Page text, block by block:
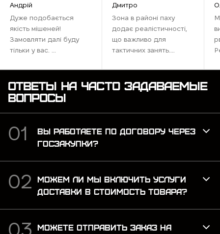
Андрій
Дуже подобається
якість мішеней!
Замовляти далі буду
тільки у вас. ...
Дмитро
Зона в районі паху
додає реалістичності,
що важливо для
тактичних занять.
наших тренувань,
максимально
наближена до бойових
тих, хто хоче відточити
ОТВЕТЫ НА ЧАСТО ЗАДАВАЕМЫЕ
ВОПРОСЫ
ВЫ РАБОТАЕТЕ ПО ДОГОВОРУ ЧЕРЕЗ
ГОСЗАКУПКИ?
МОЖЕМ ЛИ МЫ ВКЛЮЧИТЬ УСЛУГИ
ДОСТАВКИ В СТОИМОСТЬ ТОВАРА?
МОЖЕТЕ ОТПРАВИТЬ ЗАКАЗ НА